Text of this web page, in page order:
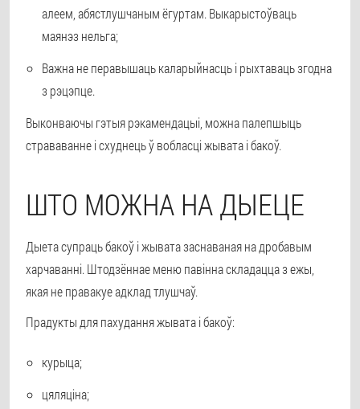
алеем, абястлушчаным ёгуртам. Выкарыстоўваць
маянэз нельга;
Важна не перавышаць каларыйнасць і рыхтаваць згодна
з рэцэпце.
Выконваючы гэтыя рэкамендацыі, можна палепшыць
страваванне і схуднець ў вобласці жывата і бакоў.
ШТО МОЖНА НА ДЫЕЦЕ
Дыета супраць бакоў і жывата заснаваная на дробавым
харчаванні. Штодзённае меню павінна складацца з ежы,
якая не правакуе адклад тлушчаў.
Прадукты для пахудання жывата і бакоў:
курыца;
цяляціна;